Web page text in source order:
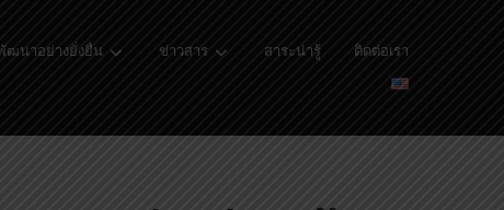
ฒนาอย่างยั่งยื่น ข่าวสาร สาระน่ารู้ ติดต่อเรา